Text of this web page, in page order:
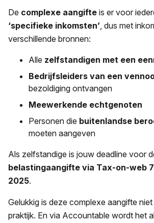
De complexe aangifte is er voor
‘specifieke inkomsten’, dus met
verschillende bronnen:
Alle zelfstandigen met een
Bedrijfsleiders van een
bezoldiging ontvangen
Meewerkende echtgenoten
Personen die buitenlandse
moeten aangeven
Als zelfstandige is jouw deadline voor
belastingaangifte via Tax-on-web
2025.
Gelukkig is deze complexe aangifte
praktijk. En via Accountable wordt het